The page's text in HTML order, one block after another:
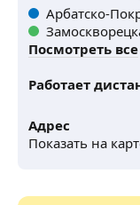
Арбатско-
Посмотреть все
Работает
Адрес
Показать на